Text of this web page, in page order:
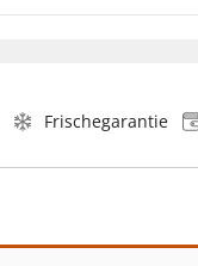
Frischegarantie